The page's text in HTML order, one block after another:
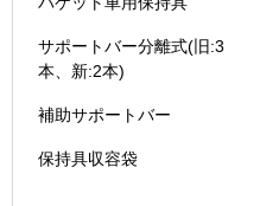
サポートバー分離式(旧:3
本、新:2本)
補助サポートバー
保持具収容袋